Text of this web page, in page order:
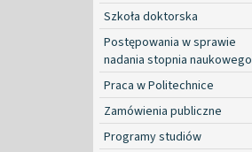
Szkoła doktorska
Postępowania w sprawie
nadania stopnia naukowego
Praca w Politechnice
Zamówienia publiczne
Programy studiów